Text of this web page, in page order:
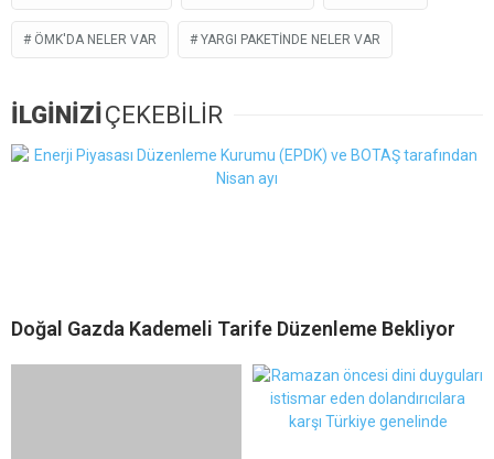
ÖMK'DA NELER VAR YARGI PAKETINDE NELER VAR
İLGİNİZİÇEKEBİLİR
Doğal Gazda Kademeli Tarife Düzenleme Bekliyor